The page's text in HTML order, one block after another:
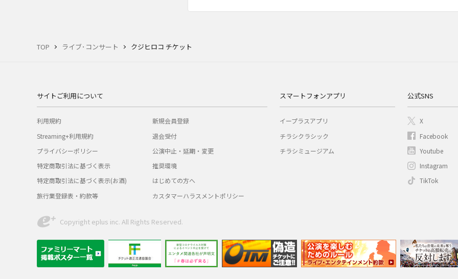
TOP ライブ･コンサート クジヒロコ チケット
サイトご利用について
利用規約
Streaming+利用規約
プライバシーポリシー
特定商取引法に基づく表示
特定商取引法に基づく表示(お酒)
旅行業登録表・約款等
新規会員登録
退会受付
公演中止・延期・変更
推奨環境
はじめての方へ
カスタマーハラスメントポリシー
スマートフォンアプリ
イープラスアプリ
チラシクラシック
チラシミュージアム
公式SNS
X
Facebook
Youtube
Instagram
TikTok
Copyright eplus inc. All Rights Reserved.